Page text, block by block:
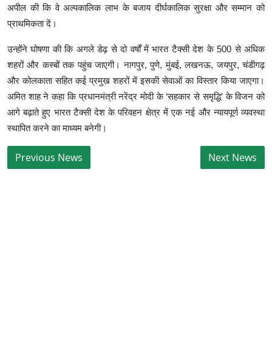
अपील की कि वे अल्पकालिक लाभ के बजाय दीर्घकालिक सुरक्षा और सम्मान को
प्राथमिकता दें।
उन्होंने घोषणा की कि अगले डेढ़ से दो वर्षों में भारत टैक्सी देश के 500 से अधिक
शहरों और कस्बों तक पहुंच जाएगी। नागपुर, पुणे, मुंबई, लखनऊ, जयपुर, चंडीगढ़
और कोलकाता सहित कई प्रमुख शहरों में इसकी सेवाओं का विस्तार किया जाएगा।
अमित शाह ने कहा कि प्रधानमंत्री नरेंद्र मोदी के ‘सहकार से समृद्धि’ के विजन को
आगे बढ़ाते हुए भारत टैक्सी देश के परिवहन क्षेत्र में एक नई और न्यायपूर्ण व्यवस्था
स्थापित करने का माध्यम बनेगी।